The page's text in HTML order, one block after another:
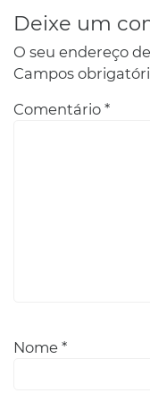
Deixe um
O seu endereço
Campos
Comentário *
Nome *